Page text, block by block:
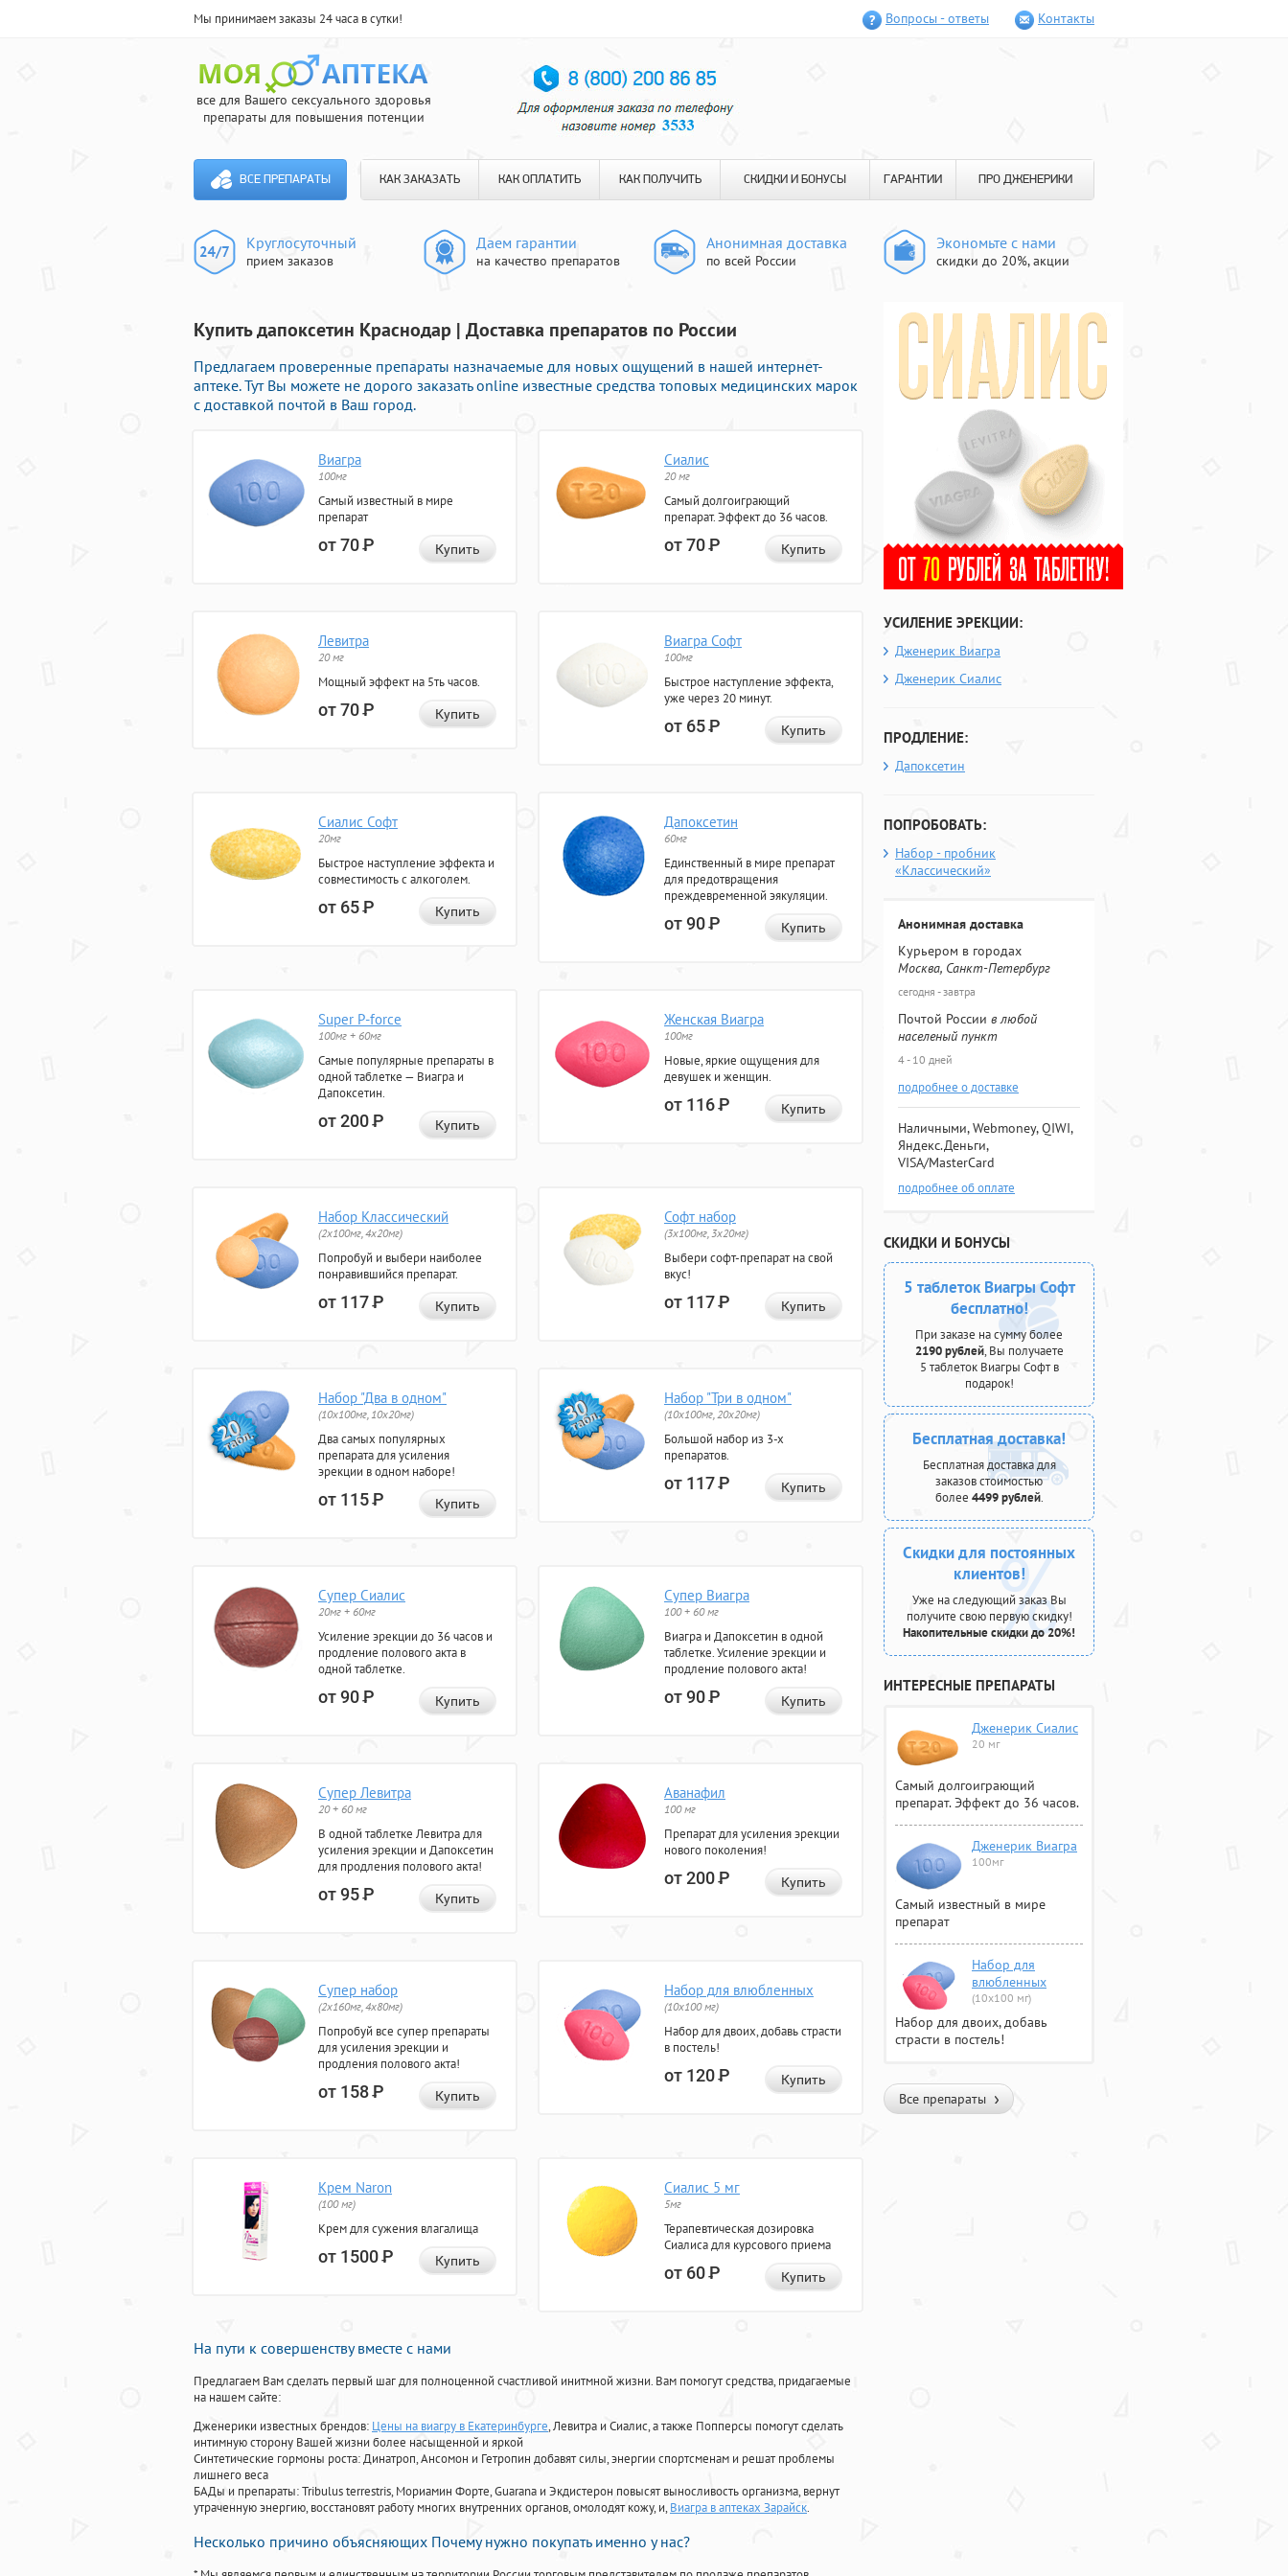
Мы принимаем заказы 24 часа в сутки! Вопросы - ответы Контакты
все для Вашего сексуального здоровья
препараты для повышения потенции
ВСЕ ПРЕПАРАТЫ КАК ЗАКАЗАТЬ КАК ОПЛАТИТЬ КАК ПОЛУЧИТЬ СКИДКИ И БОНУСЫ ГАРАНТИИ ПРО ДЖЕНЕРИКИ
Круглосуточный
прием заказов
Даем гарантии
на качество препаратов
Анонимная доставка
по всей России
Экономьте с нами
скидки до 20%, акции
Купить дапоксетин Краснодар | Доставка препаратов по России
Предлагаем проверенные препараты назначаемые для новых ощущений в нашей интернет-
аптеке. Тут Вы можете не дорого заказать online известные средства топовых медицинских марок
с доставкой почтой в Ваш город.
Виагра
100мг
Самый известный в мире
препарат
от 70Р Купить
Сиалис
20 мг
Самый долгоиграющий
препарат. Эффект до 36 часов.
от 70Р Купить
Левитра
20 мг
Мощный эффект на 5ть часов.
от 70Р Купить
Виагра Софт
100мг
Быстрое наступление эффекта,
уже через 20 минут.
от 65Р Купить
Сиалис Софт
20мг
Быстрое наступление эффекта и
совместимость с алкоголем.
от 65Р Купить
Дапоксетин
60мг
Единственный в мире препарат
для предотвращения
преждевременной эякуляции.
от 90Р Купить
Super P-force
100мг + 60мг
Самые популярные препараты в
одной таблетке — Виагра и
Дапоксетин.
от 200Р Купить
Женская Виагра
100мг
Новые, яркие ощущения для
девушек и женщин.
от 116Р Купить
Набор Классический
(2x100мг, 4x20мг)
Попробуй и выбери наиболее
понравившийся препарат.
от 117Р Купить
Софт набор
(3x100мг, 3x20мг)
Выбери софт-препарат на свой
вкус!
от 117Р Купить
Набор "Два в одном"
(10x100мг, 10x20мг)
Два самых популярных
препарата для усиления
эрекции в одном наборе!
от 115Р Купить
Набор "Три в одном"
(10x100мг, 20x20мг)
Большой набор из 3-х
препаратов.
от 117Р Купить
Супер Сиалис
20мг + 60мг
Усиление эрекции до 36 часов и
продление полового акта в
одной таблетке.
от 90Р Купить
Супер Виагра
100 + 60 мг
Виагра и Дапоксетин в одной
таблетке. Усиление эрекции и
продление полового акта!
от 90Р Купить
Супер Левитра
20 + 60 мг
В одной таблетке Левитра для
усиления эрекции и Дапоксетин
для продления полового акта!
от 95Р Купить
Аванафил
100 мг
Препарат для усиления эрекции
нового поколения!
от 200Р Купить
Супер набор
(2х160мг, 4х80мг)
Попробуй все супер препараты
для усиления эрекции и
продления полового акта!
от 158Р Купить
Набор для влюбленных
(10х100 мг)
Набор для двоих, добавь страсти
в постель!
от 120Р Купить
Крем Naron
(100 мг)
Крем для сужения влагалища
от 1500Р Купить
Сиалис 5 мг
5мг
Терапевтическая дозировка
Сиалиса для курсового приема
от 60Р Купить
На пути к совершенству вместе с нами
Предлагаем Вам сделать первый шаг для полноценной счастливой инитмной жизни. Вам помогут средства, придагаемые
на нашем сайте:
Дженерики известных брендов: Цены на виагру в Екатеринбурге, Левитра и Сиалис, а также Попперсы помогут сделать
интимную сторону Вашей жизни более насыщенной и яркой
Синтетические гормоны роста: Динатроп, Ансомон и Гетропин добавят силы, энергии спортсменам и решат проблемы
лишнего веса
БАДы и препараты:Tribulus terrestris, Мориамин Форте, Guarana и Экдистерон повысят выносливость организма, вернут
утраченную энергию, восстановят работу многих внутренних органов, омолодят кожу, и, Виагра в аптеках Зарайск.
Несколько причино объясняющих Почему нужно покупать именно у нас?
УСИЛЕНИЕ ЭРЕКЦИИ:
Дженерик Виагра
Дженерик Сиалис
ПРОДЛЕНИЕ:
Дапоксетин
ПОПРОБОВАТЬ:
Набор - пробник
«Классический»
Анонимная доставка
Курьером в городах
Москва, Санкт-Петербург
сегодня - завтра
Почтой России в любой
населеный пункт
4 - 10 дней
подробнее о доставке
Наличными, Webmoney, QIWI,
Яндекс.Деньги,
VISA/MasterCard
подробнее об оплате
СКИДКИ И БОНУСЫ
5 таблеток Виагры Софт
бесплатно!
При заказе на сумму более
2190 рублей, Вы получаете
5 таблеток Виагры Софт в
подарок!
Бесплатная доставка!
Бесплатная доставка для
заказов стоимостью
более 4499 рублей.
Скидки для постоянных
клиентов!
Уже на следующий заказ Вы
получите свою первую скидку!
Накопительные скидки до 20%!
ИНТЕРЕСНЫЕ ПРЕПАРАТЫ
Дженерик Сиалис
20 мг
Самый долгоиграющий
препарат. Эффект до 36 часов.
Дженерик Виагра
100мг
Самый известный в мире
препарат
Набор для
влюбленных
(10х100 мг)
Набор для двоих, добавь
страсти в постель!
Все препараты